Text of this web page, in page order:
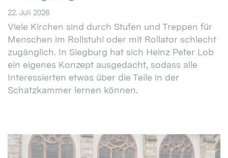
22. Juli 2026
Viele Kirchen sind durch Stufen und Treppen für
Menschen im Rollstuhl oder mit Rollator schlecht
zugänglich. In Siegburg hat sich Heinz Peter Lob
ein eigenes Konzept ausgedacht, sodass alle
Interessierten etwas über die Teile in der
Schatzkammer lernen können.